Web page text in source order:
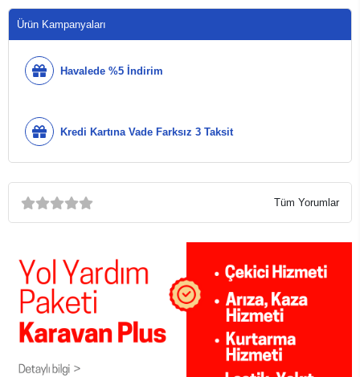
Ürün Kampanyaları
Havalede %5 İndirim
Kredi Kartına Vade Farksız 3 Taksit
Tüm Yorumlar